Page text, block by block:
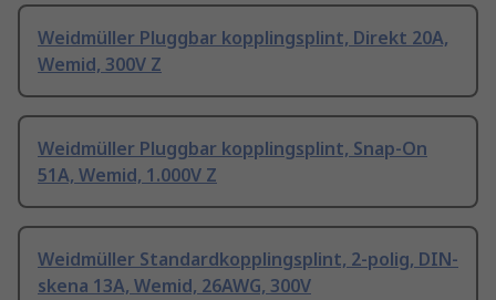
Weidmüller Pluggbar kopplingsplint, Direkt 20A,
Wemid, 300V Z
Weidmüller Pluggbar kopplingsplint, Snap-On
51A, Wemid, 1.000V Z
Weidmüller Standardkopplingsplint, 2-polig, DIN-
skena 13A, Wemid, 26AWG, 300V